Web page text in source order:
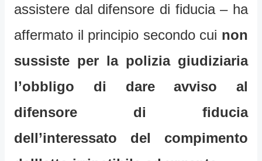
assistere dal difensore di fiducia – ha
affermato il principio secondo cui non
sussiste per la polizia giudiziaria
l’obbligo di dare avviso al
difensore di fiducia
dell’interessato del compimento